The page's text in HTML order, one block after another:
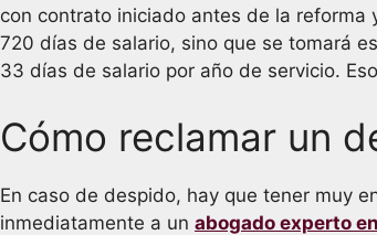
con contrato iniciado antes de la reforma
720 días de salario, sino que se tomará
33 días de salario por año de servicio.
Cómo reclamar un
En caso de despido, hay que tener muy
inmediatamente a un abogado experto